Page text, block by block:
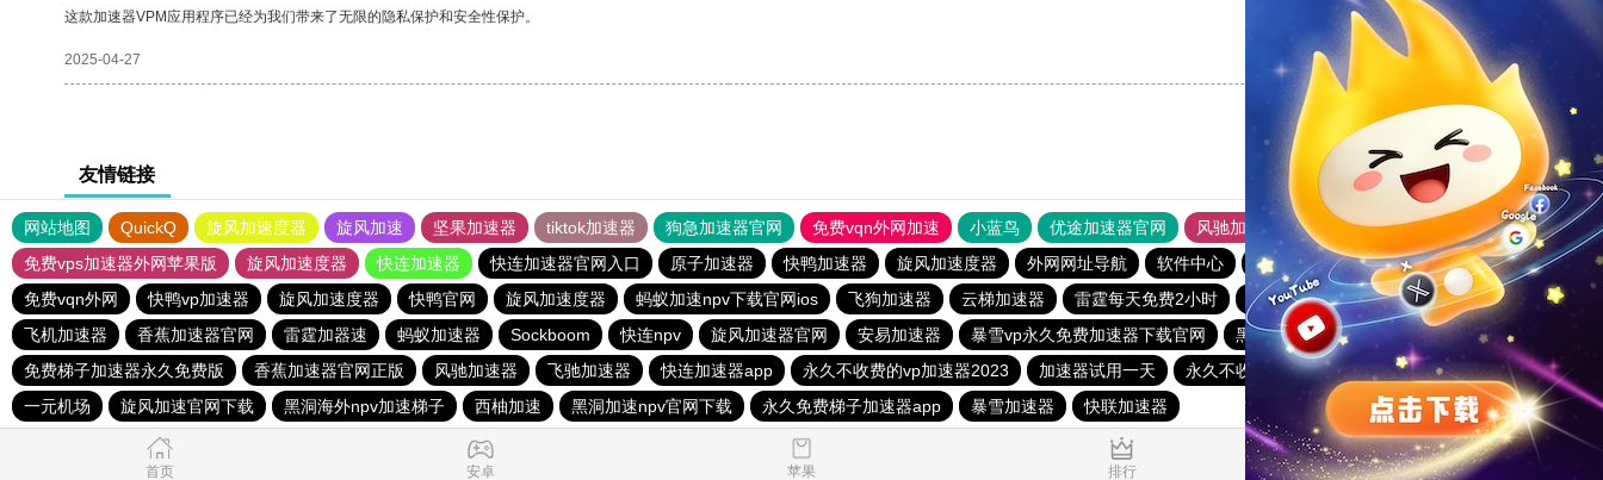
这款加速器VPM应用程序已经为我们带来了无限的隐私保护和安全性保护。
2025-04-27 支持[0] 反对[0]
友情链接
网站地图 QuickQ 旋风加速度器 旋风加速 坚果加速器 tiktok加速器 狗急加速器官网 免费vqn外网加速 小蓝鸟 优途加速器官网 风驰加速器
旋风加速器
免费vps加速器外网苹果版
旋风加速度器 快连加速器 快连加速器官网入口 原子加速器 快鸭加速器 旋风加速度器 外网网址导航 软件中心 雷霆加速 狂飙加速器
哔咔漫画
免费vqn外网
快鸭vp加速器 旋风加速度器 快鸭官网 旋风加速度器 蚂蚁加速npv下载官网ios 飞狗加速器 云梯加速器 雷霆每天免费2小时 极光aurora加速器
小蓝鸟pvn加速器
飞机加速器
香蕉加速器官网 雷霆加器速 蚂蚁加速器 Sockboom 快连npv 旋风加速器官网 安易加速器 暴雪vp永久免费加速器下载官网 黑豹加速器
爬梯子加速器
免费梯子加速器永久免费版
香蕉加速器官网正版 风驰加速器 飞驰加速器 快连加速器app 永久不收费的vp加速器2023 加速器试用一天 永久不收费的海外加速器
海外加速器试用一小时
一元机场
旋风加速官网下载 黑洞海外npv加速梯子 西柚加速 黑洞加速npv官网下载 永久免费梯子加速器app 暴雪加速器 快联加速器
首页 安卓 苹果 排行 推荐